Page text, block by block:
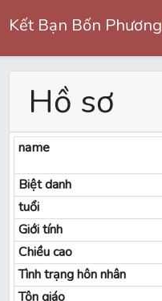
Kết Bạn Bốn Phương
Hồ sơ
name
Biệt danh
tuổi
Giới tính
Chiều cao
Tình trạng hôn nhân
Tôn giáo